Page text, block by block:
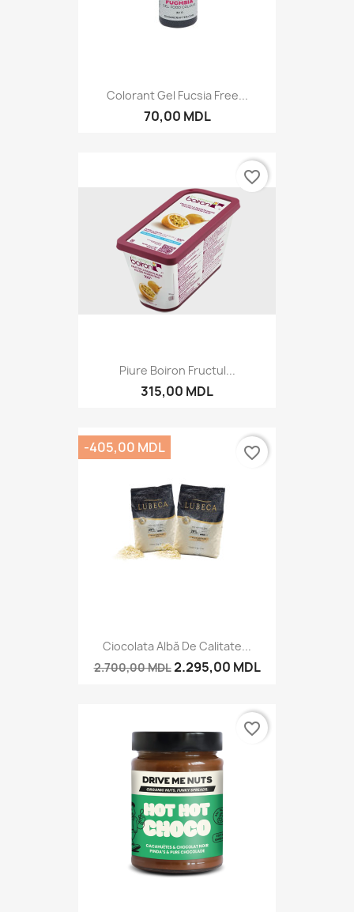
Colorant Gel Fucsia Free...
70,00 MDL
Piure Boiron Fructul...
315,00 MDL
favorite_border
Ciocolata Albă De Calitate...
2.700,00 MDL2.295,00 MDL
-405,00 MDL favorite_border
favorite_border